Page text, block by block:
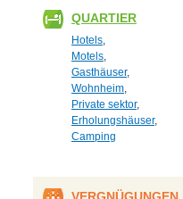
QUARTIER
Hotels,
Motels,
Gasthäuser,
Wohnheim,
Private sektor,
Erholungshäuser,
Camping